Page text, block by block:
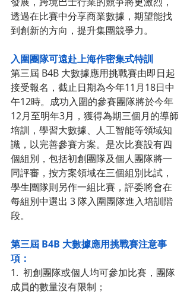
透過在比賽中分享商業數據，期望能找
到創新的方向，提升集團競爭力。
入圍團隊可遠赴上海作密集式特訓
第三屆 B4B 大數據應用挑戰賽由即日起
接受報名，截止日期為今年11月18日中
午12時。成功入圍的參賽團隊將於今年
12月至明年3月，獲得為期三個月的導師
培訓，學習大數據、人工智能等領域知
識，以完善參賽方案。是次比賽設有四
個組別，包括初創團隊及個人團隊將一
同評審，按方案領域在三個組別比試，
學生團隊則另作一組比賽，評委將會在
每組別中選出 3 隊入圍團隊進入培訓階
段。
第三屆 B4B 大數據應用挑戰賽注意事
項：
1.  初創團隊或個人均可參加比賽，團隊
成員的數量沒有限制；